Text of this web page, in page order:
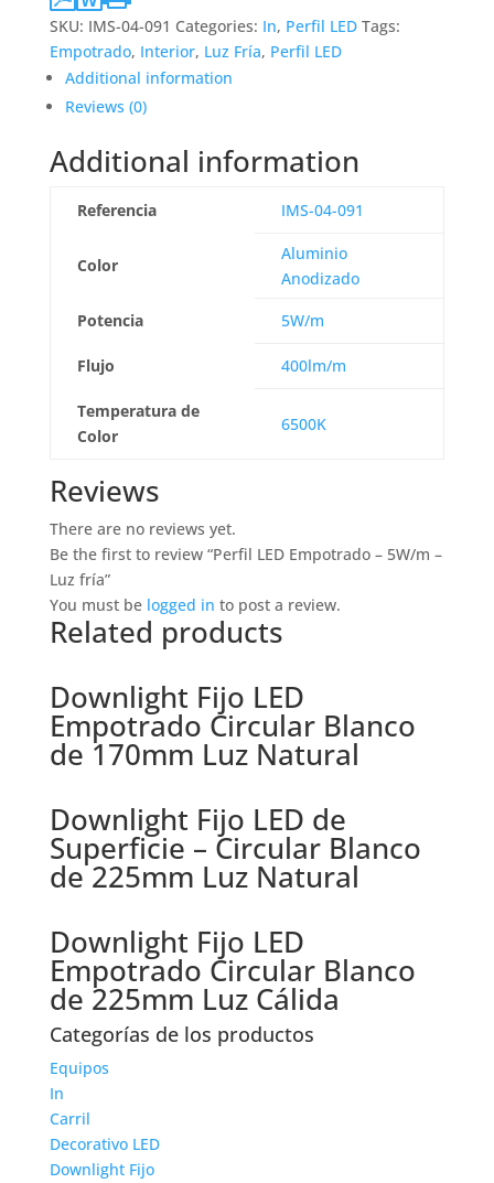
SKU: IMS-04-091 Categories: In, Perfil LED Tags:
Empotrado, Interior, Luz Fría, Perfil LED
Additional information
Reviews (0)
Additional information
Referencia IMS-04-091
Color
Aluminio
Anodizado
Potencia
5W/m
Flujo 400lm/m
Temperatura de
Color
6500K
Reviews
There are no reviews yet.
Be the first to review “Perfil LED Empotrado – 5W/m –
Luz fría”
You must be logged in to post a review.
Related products
Downlight Fijo LED
Empotrado Circular Blanco
de 170mm Luz Natural
Downlight Fijo LED de
Superficie – Circular Blanco
de 225mm Luz Natural
Downlight Fijo LED
Empotrado Circular Blanco
de 225mm Luz Cálida
Categorías de los productos
Equipos
In
Carril
Decorativo LED
Downlight Fijo